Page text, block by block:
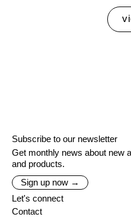
Subscribe to our newsletter
Get monthly news about new
and products.
Sign up now →
Let's connect
Contact